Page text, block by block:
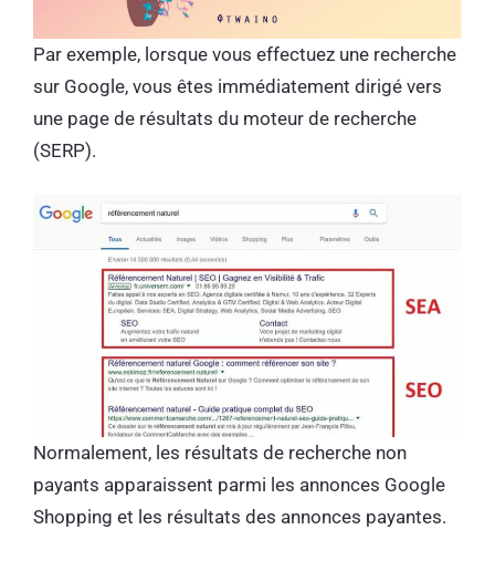
Par exemple, lorsque vous effectuez une recherche
sur Google, vous êtes immédiatement dirigé vers
une page de résultats du moteur de recherche
(SERP).
Normalement, les résultats de recherche non
payants apparaissent parmi les annonces Google
Shopping et les résultats des annonces payantes.